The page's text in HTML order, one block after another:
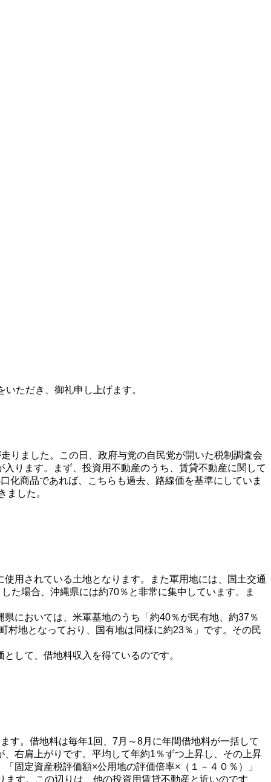
ただき、御礼申し上げます。
りました。この日、政府与党の自民党が開いた税制調査会
ります。まず、投資用不動産のうち、賃貸不動産に関して
化商品であれば、こちらも過去、路線価を基準にしていま
ました。
用されている土地となります。また軍用地には、国土交通
た場合、沖縄県には約70％と非常に集中しています。ま
においては、米軍基地のうち「約40％が民有地、約37％
村地となっており、国有地は同様に約23％」です。その民
して、借地料収入を得ているのです。
。借地料は毎年1回、7月～8月に年間借地料が一括して
右肩上がりです。平均して年約1％ずつ上昇し、その上昇
固定資産税評価額×公用地の評価倍率×（１－４０％）」
す。この辺りは、他の投資用賃貸不動産と近いのです